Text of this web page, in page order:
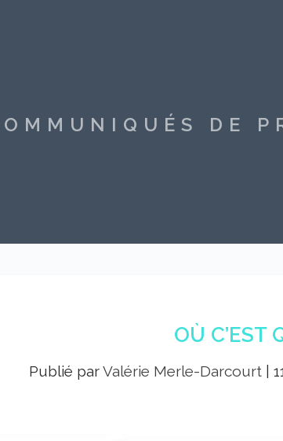
DE
OÙ C’EST
Publié parValérie Merle-Darcourt|